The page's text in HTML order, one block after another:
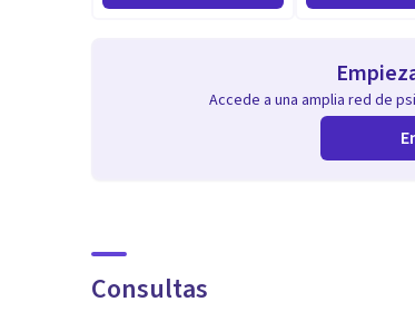
Accede a una amplia red de
Consultas